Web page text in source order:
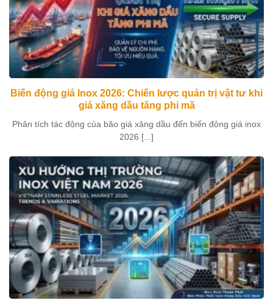
Biến động giá Inox 2026: Chiến lược quản trị vật tư khi
giá xăng dầu tăng phi mã
Phân tích tác động của bão giá xăng dầu đến biến động giá inox
2026 [...]